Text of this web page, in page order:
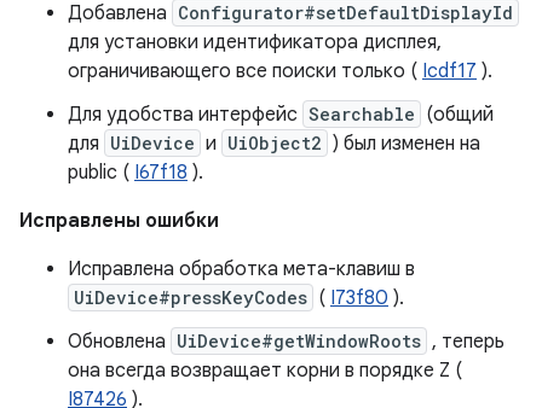
Добавлена Configurator#setDefaultDisplayId
для установки идентификатора дисплея,
ограничивающего все поиски только ( Icdf17 ).
Для удобства интерфейс Searchable (общий
для UiDevice и UiObject2 ) был изменен на
public ( I67f18 ).
Исправлены ошибки
Исправлена ​​обработка мета-клавиш в
UiDevice#pressKeyCodes ( I73f80 ).
Обновлена UiDevice#getWindowRoots , теперь
она всегда возвращает корни в порядке Z (
I87426 ).